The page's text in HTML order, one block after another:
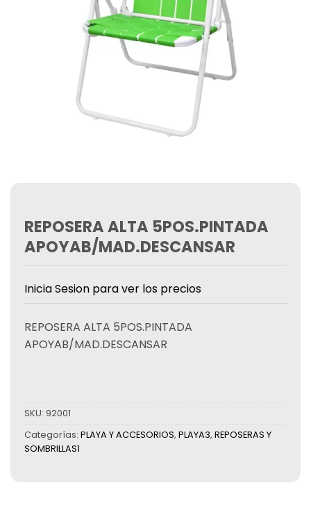
REPOSERA ALTA 5POS.PINTADA
APOYAB/MAD.DESCANSAR
Inicia Sesion para ver los precios
REPOSERA ALTA 5POS.PINTADA
APOYAB/MAD.DESCANSAR
SKU: 92001
Categorías: PLAYA Y ACCESORIOS, PLAYA3, REPOSERAS Y
SOMBRILLAS1